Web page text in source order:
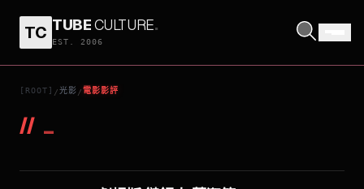
TC TUBECULTURE.
EST. 2006
[ROOT] /光影 /電影影評
// _